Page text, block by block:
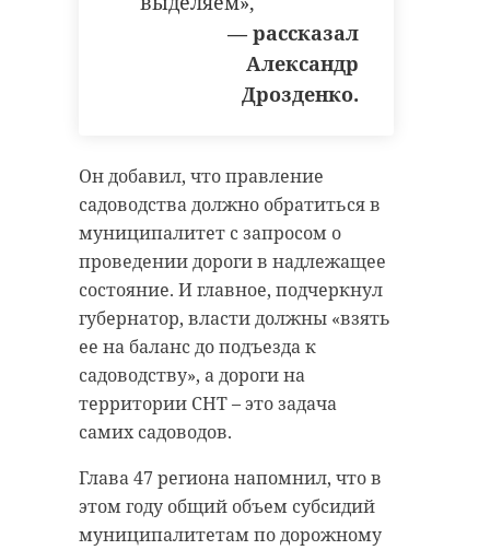
— рассказал
Александр
Дрозденко.
Он добавил, что правление
садоводства должно обратиться в
муниципалитет с запросом о
проведении дороги в надлежащее
состояние. И главное, подчеркнул
губернатор, власти должны «взять
ее на баланс до подъезда к
садоводству», а дороги на
территории СНТ – это задача
самих садоводов.
Глава 47 региона напомнил, что в
этом году общий объем субсидий
муниципалитетам по дорожному